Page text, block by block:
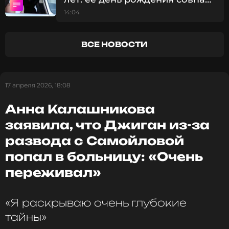
ФОТО: ТАСС
Читайте нас в Телеграме, чтобы
ССЫЛКА
с двумя важными датами
14:04
ВСЕ НОВОСТИ
17 апреля 2026, 18:08
Анна Калашникова
заявила, что Джиган из-за
развода с Самойловой
попал в больницу: «Очень
переживал»
«Я раскрываю очень глубокие
тайны»